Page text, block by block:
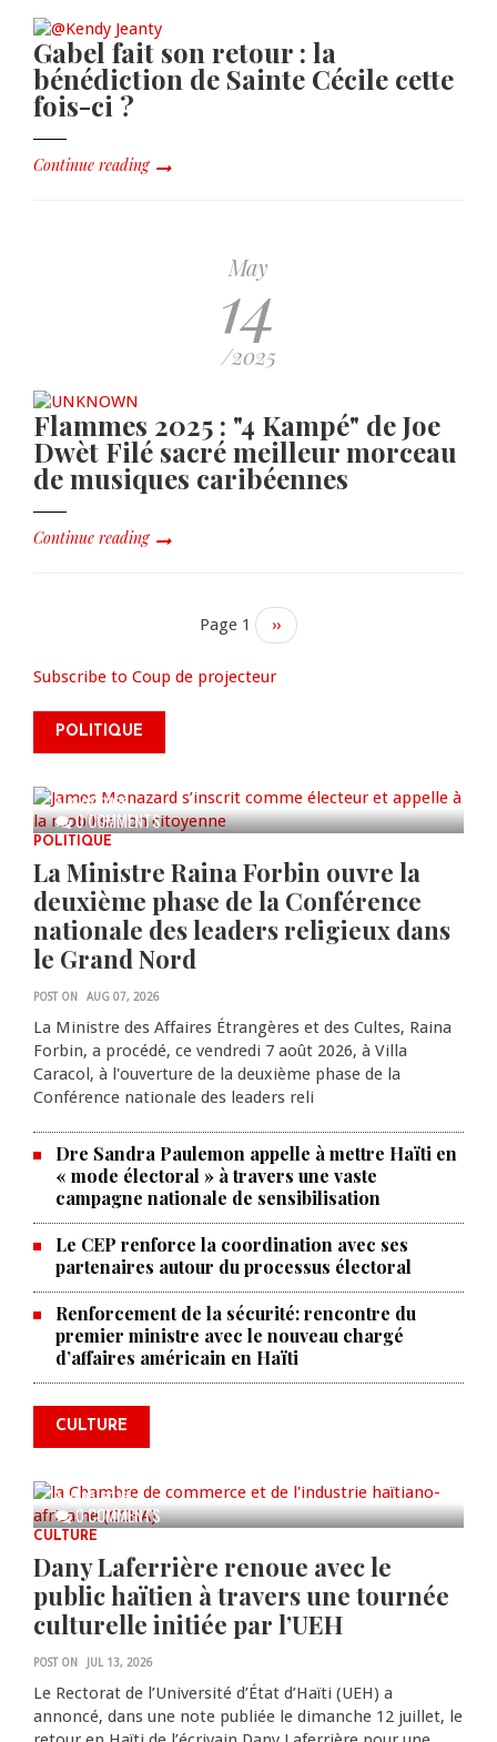
Gabel fait son retour : la
bénédiction de Sainte Cécile cette
fois-ci ?
Continue reading
May
14
/2025
Flammes 2025 : "4 Kampé" de Joe
Dwèt Filé sacré meilleur morceau
de musiques caribéennes
Continue reading
Page 1
Next
page
››
Subscribe to Coup de projecteur
POLITIQUE
0 COMMENTS
James Monazard s’inscrit comme
électeur et appelle à la
AUG 07, 2026
POLITIQUE
La Ministre Raina Forbin ouvre la
deuxième phase de la Conférence
nationale des leaders religieux dans
le Grand Nord
POST ON AUG 07, 2026
La Ministre des Affaires Étrangères et des Cultes, Raina
Forbin, a procédé, ce vendredi 7 août 2026, à Villa
Caracol, à l'ouverture de la deuxième phase de la
Conférence nationale des leaders reli
Dre Sandra Paulemon appelle à mettre Haïti en
« mode électoral » à travers une vaste
campagne nationale de sensibilisation
Le CEP renforce la coordination avec ses
partenaires autour du processus électoral
Renforcement de la sécurité: rencontre du
premier ministre avec le nouveau chargé
d’affaires américain en Haïti
CULTURE
0 COMMENTS
La Chambre de commerce et de
l'industrie haïtiano-africaine
annonce des activités pour
commémorer le 235e
anniversaire de la cérémonie du
AUG 05, 2026
CULTURE
Dany Laferrière renoue avec le
public haïtien à travers une tournée
culturelle initiée par l’UEH
POST ON JUL 13, 2026
Le Rectorat de l’Université d’État d’Haïti (UEH) a
annoncé, dans une note publiée le dimanche 12 juillet, le